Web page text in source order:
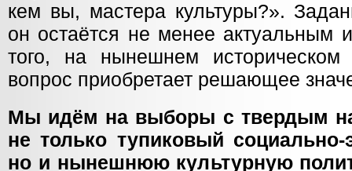
кем вы, мастера культуры?».
он остаётся не менее
того, на нынешнем историческом
вопрос приобретает решающее
Мы идём на выборы с твердым
не только тупиковый социально-
но и нынешнюю культурную